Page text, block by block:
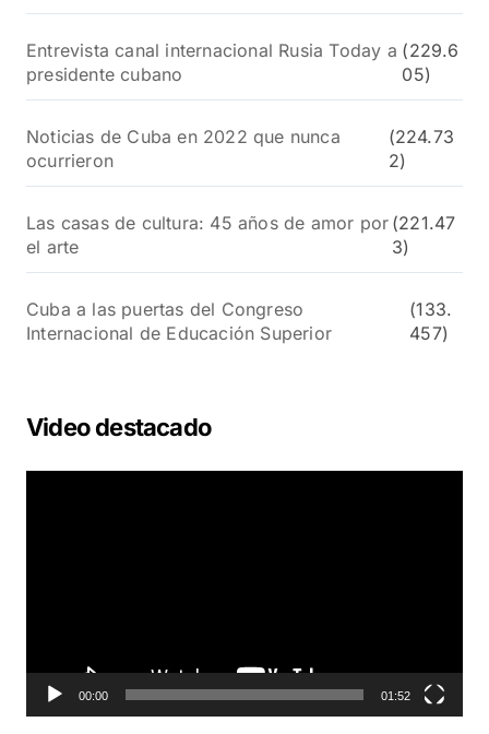
Entrevista canal internacional Rusia Today a
presidente cubano
(229.6
05)
Noticias de Cuba en 2022 que nunca
ocurrieron
(224.73
2)
Las casas de cultura: 45 años de amor por
el arte
(221.47
3)
Cuba a las puertas del Congreso
Internacional de Educación Superior
(133.
457)
Video destacado
t
r
00:00 01:52